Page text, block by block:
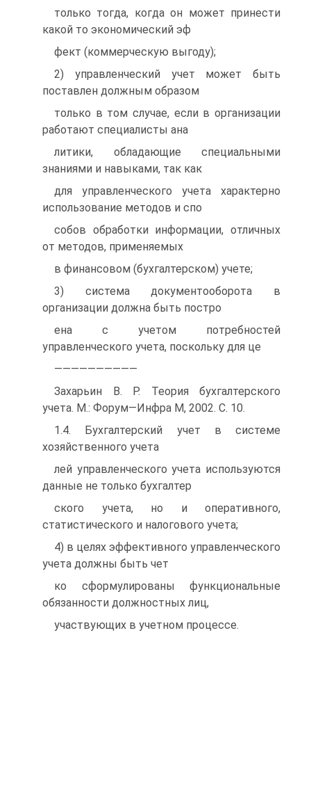
только тогда, когда он может принести
какой то экономический эф
фект (коммерческую выгоду);
2) управленческий учет может быть
поставлен должным образом
только в том случае, если в организации
работают специалисты ана
литики, обладающие специальными
знаниями и навыками, так как
для управленческого учета характерно
использование методов и спо
собов обработки информации, отличных
от методов, применяемых
в финансовом (бухгалтерском) учете;
3) система документооборота в
организации должна быть постро
ена с учетом потребностей
управленческого учета, поскольку для це
——————————
Захарьин В. Р. Теория бухгалтерского
учета. М.: Форум—Инфра М, 2002. С. 10.
1.4. Бухгалтерский учет в системе
хозяйственного учета
лей управленческого учета используются
данные не только бухгалтер
ского учета, но и оперативного,
статистического и налогового учета;
4) в целях эффективного управленческого
учета должны быть чет
ко сформулированы функциональные
обязанности должностных лиц,
участвующих в учетном процессе.